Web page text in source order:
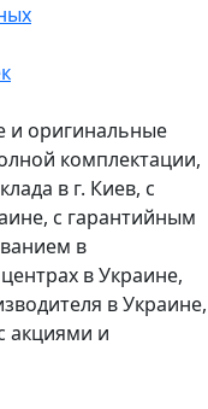
и оригинальные
комплектации,
в г. Киев, с
с гарантийным
в
в Украине,
в Украине,
акциями и